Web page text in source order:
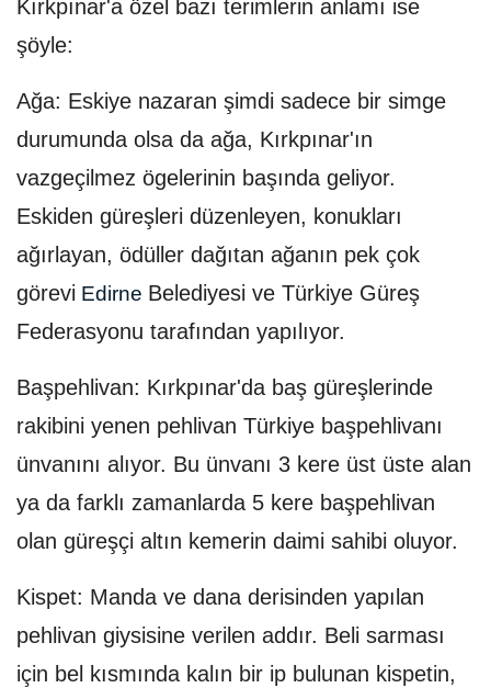
Kırkpınar'a özel bazı terimlerin anlamı ise
şöyle:
Ağa: Eskiye nazaran şimdi sadece bir simge
durumunda olsa da ağa, Kırkpınar'ın
vazgeçilmez ögelerinin başında geliyor.
Eskiden güreşleri düzenleyen, konukları
ağırlayan, ödüller dağıtan ağanın pek çok
görevi Edirne Belediyesi ve Türkiye Güreş
Federasyonu tarafından yapılıyor.
Başpehlivan: Kırkpınar'da baş güreşlerinde
rakibini yenen pehlivan Türkiye başpehlivanı
ünvanını alıyor. Bu ünvanı 3 kere üst üste alan
ya da farklı zamanlarda 5 kere başpehlivan
olan güreşçi altın kemerin daimi sahibi oluyor.
Kispet: Manda ve dana derisinden yapılan
pehlivan giysisine verilen addır. Beli sarması
için bel kısmında kalın bir ip bulunan kispetin,